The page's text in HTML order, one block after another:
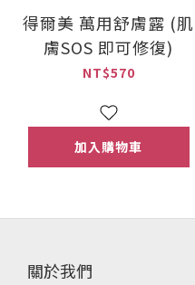
得爾美 萬用舒膚露 (肌
膚SOS 即可修復)
NT$570
加入購物車
關於我們